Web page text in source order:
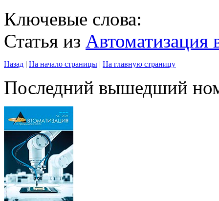
Ключевые слова:
Статья из
Назад | На начало страницы | На главную страницу
Последний вышедший